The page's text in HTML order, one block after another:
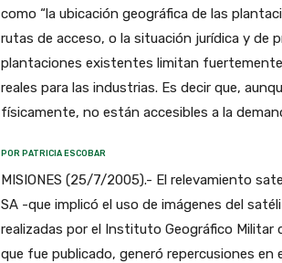
como “la ubicación geográfica de las
rutas de acceso, o la situación jurídica y de
plantaciones existentes limitan
reales para las industrias. Es decir que,
físicamente, no están accesibles a la
POR PATRICIA ESCOBAR
MISIONES (25/7/2005).- El relevamiento
SA -que implicó el uso de imágenes del
realizadas por el Instituto Geográfico Militar
que fue publicado, generó repercusiones